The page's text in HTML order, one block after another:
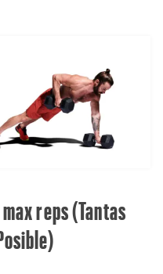
reps (Tantas